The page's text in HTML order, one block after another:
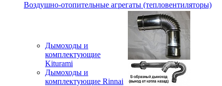
Воздушно-отопительные агрегаты (тепловентиляторы)
Дымоходы и
комплектующие
Kiturami
Дымоходы и
комплектующие Rinnai